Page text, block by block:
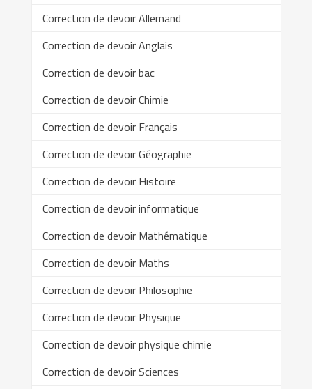
Correction de devoir Allemand
Correction de devoir Anglais
Correction de devoir bac
Correction de devoir Chimie
Correction de devoir Français
Correction de devoir Géographie
Correction de devoir Histoire
Correction de devoir informatique
Correction de devoir Mathématique
Correction de devoir Maths
Correction de devoir Philosophie
Correction de devoir Physique
Correction de devoir physique chimie
Correction de devoir Sciences